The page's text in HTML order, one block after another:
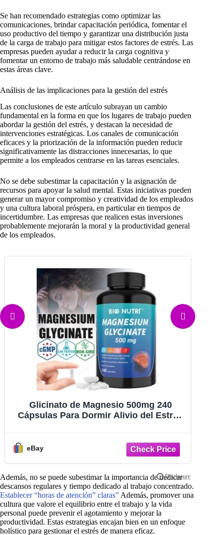
Se han recomendado estrategias como optimizar las
comunicaciones, brindar capacitación periódica, fomentar el
uso productivo del tiempo y garantizar una distribución justa
de la carga de trabajo para mitigar estos factores de estrés. Las
empresas pueden ayudar a reducir la carga cognitiva y
fomentar un entorno de trabajo más saludable centrándose en
estas áreas clave.
Análisis de las implicaciones para la gestión del estrés
Las conclusiones de este artículo subrayan un cambio
fundamental en la forma en que los lugares de trabajo pueden
abordar la gestión del estrés, y destacan la necesidad de
intervenciones estratégicas. Los canales de comunicación
eficaces y la priorización de la información pueden reducir
significativamente las distracciones innecesarias, lo que
permite a los empleados centrarse en las tareas esenciales.
No se debe subestimar la capacitación y la asignación de
recursos para apoyar la salud mental. Estas iniciativas pueden
generar un mayor compromiso y creatividad de los empleados
y una cultura laboral próspera, en particular en tiempos de
incertidumbre. Las empresas que realicen estas inversiones
probablemente mejorarán la moral y la productividad general
de los empleados.
Gominolas de aceite de cáñamo -
Veganas - Para el dolor, el sueño y para
eBay
Además, no se puede subestimar la importancia de dedicar
descansos regulares y tiempo dedicado al trabajo concentrado.
Establecer “horas de atención” claras” Además, promover una
cultura que valore el equilibrio entre el trabajo y la vida
personal puede prevenir el agotamiento y mejorar la
productividad. Estas estrategias encajan bien en un enfoque
holístico para gestionar el estrés de manera eficaz.